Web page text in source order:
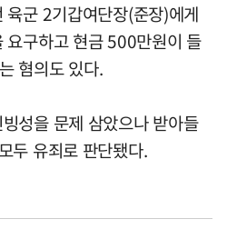
군 2기갑여단장(준장)에게
요구하고 현금 500만원이 들
혐의도 있다.
성을 문제 삼았으나 받아들
두 유죄로 판단됐다.